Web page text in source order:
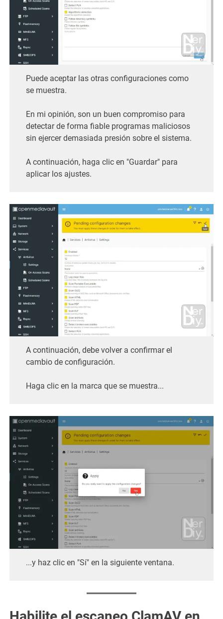
Puede aceptar las otras configuraciones como
se muestra.
En mi opinión, son un buen compromiso para
detectar de forma fiable programas maliciosos
sin ejercer demasiada presión sobre el sistema.
A continuación, haga clic en "Guardar" para
aplicar los ajustes.
A continuación, debe volver a confirmar el
cambio de configuración.
Haga clic en la marca que se muestra...
...y haz clic en "Sí" en la siguiente ventana.